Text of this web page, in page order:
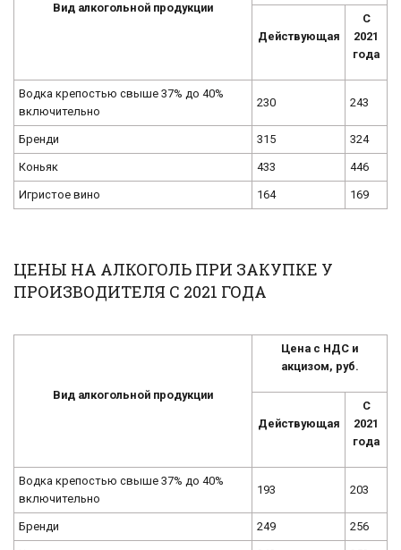
Вид алкогольной продукции
Действующая
С
2021
года
Водка крепостью свыше 37% до 40%
включительно
230 243
Бренди 315 324
Коньяк 433 446
Игристое вино 164 169
ЦЕНЫ НА АЛКОГОЛЬ ПРИ ЗАКУПКЕ У
ПРОИЗВОДИТЕЛЯ С 2021 ГОДА
Вид алкогольной продукции
Цена с НДС и
акцизом, руб.
Действующая
С
2021
года
Водка крепостью свыше 37% до 40%
включительно
193 203
Бренди 249 256